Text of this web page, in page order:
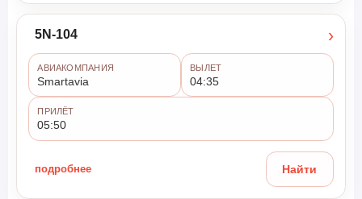
5N-104 ›
АВИАКОМПАНИЯ
Smartavia
ВЫЛЕТ
04:35
ПРИЛЁТ
05:50
подробнее Найти